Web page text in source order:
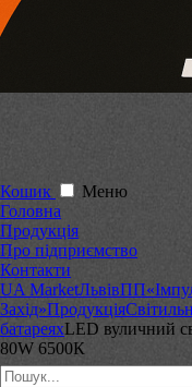
Кошик
Меню
Головна
Продукція
Про підприємство
Контакти
UA MarketЛьвів
Захід»Продукція
батареяхLED вуличний
80W 6500К